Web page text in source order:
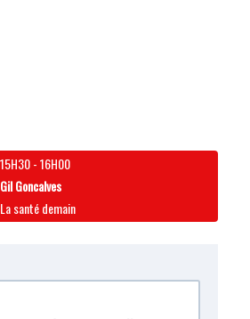
15H30-16H00
Gil Goncalves
La santé demain